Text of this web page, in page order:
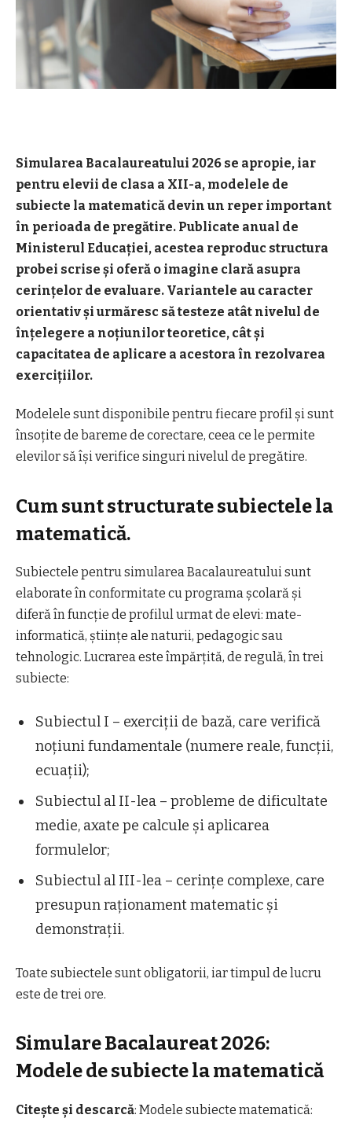
Simularea Bacalaureatului 2026 se apropie, iar
pentru elevii de clasa a XII-a, modelele de
subiecte la matematică devin un reper important
în perioada de pregătire. Publicate anual de
Ministerul Educației, acestea reproduc structura
probei scrise și oferă o imagine clară asupra
cerințelor de evaluare. Variantele au caracter
orientativ și urmăresc să testeze atât nivelul de
înțelegere a noțiunilor teoretice, cât și
capacitatea de aplicare a acestora în rezolvarea
exercițiilor.
Modelele sunt disponibile pentru fiecare profil și sunt
însoțite de bareme de corectare, ceea ce le permite
elevilor să își verifice singuri nivelul de pregătire.
Cum sunt structurate subiectele la
matematică.
Subiectele pentru simularea Bacalaureatului sunt
elaborate în conformitate cu programa școlară și
diferă în funcție de profilul urmat de elevi: mate-
informatică, științe ale naturii, pedagogic sau
tehnologic. Lucrarea este împărțită, de regulă, în trei
subiecte:
Subiectul I – exerciții de bază, care verifică
noțiuni fundamentale (numere reale, funcții,
ecuații);
Subiectul al II-lea – probleme de dificultate
medie, axate pe calcule și aplicarea
formulelor;
Subiectul al III-lea – cerințe complexe, care
presupun raționament matematic și
demonstrații.
Toate subiectele sunt obligatorii, iar timpul de lucru
este de trei ore.
Simulare Bacalaureat 2026:
Modele de subiecte la matematică
Citește și descarcă: Modele subiecte matematică: